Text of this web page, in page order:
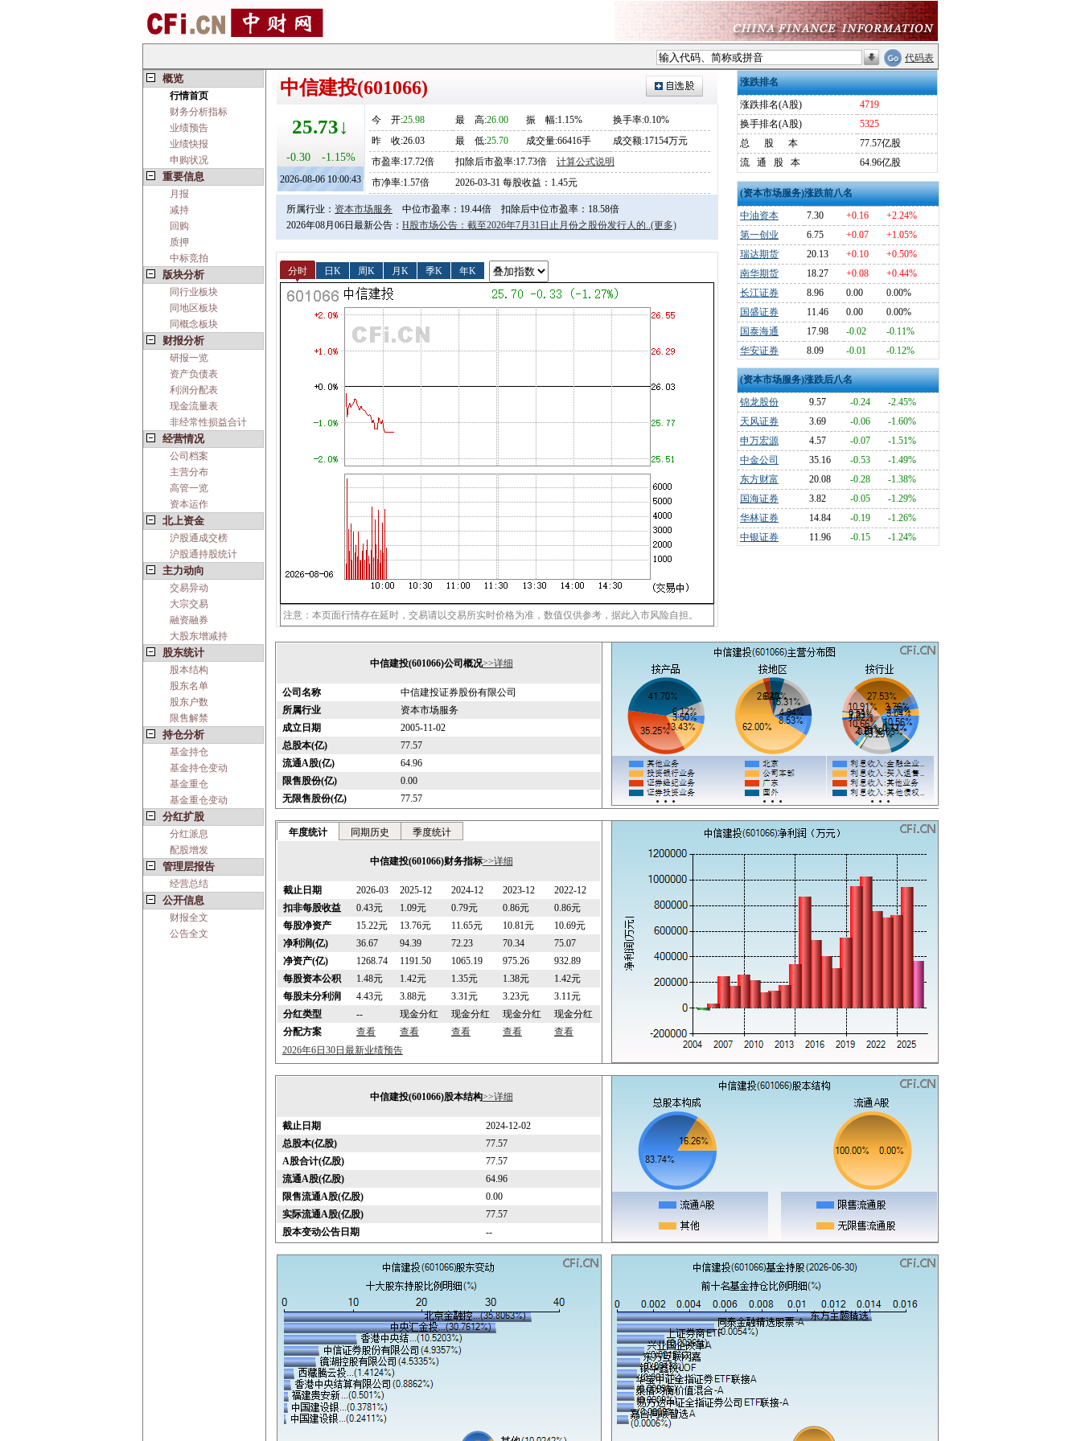
代码表
概览
行情首页
财务分析指标
业绩预告
业绩快报
申购状况
重要信息
月报
减持
回购
质押
中标竞拍
版块分析
同行业板块
同地区板块
同概念板块
财报分析
研报一览
资产负债表
利润分配表
现金流量表
非经常性损益合计
经营情况
公司档案
主营分布
高管一览
资本运作
北上资金
沪股通成交榜
沪股通持股统计
主力动向
交易异动
大宗交易
融资融券
大股东增减持
股东统计
股本结构
股东名单
股东户数
限售解禁
持仓分析
基金持仓
基金持仓变动
基金重仓
基金重仓变动
分红扩股
分红派息
配股增发
管理层报告
经营总结
公开信息
财报全文
公告全文
中信建投(601066)
25.73↓
-0.30 -1.15%
2026-08-06 10:00:43
今 开:25.98 最 高:26.00 振 幅:1.15%
换手率:0.10%
昨
收:26.03 最 低:25.70 成交量:66416手
成交额:17154万元
市盈率:17.72倍
扣除后市盈率:17.73倍
计算公式说明
市净率:1.57倍
2026-03-31 每股收益：1.45元
所属行业： 资本市场服务 中位市盈率：19.44倍
扣除后中位市盈率：18.58倍
2026年08月06日最新公告： H股市场公告：截至2026年7月31日止月份之股份发行人的..(更多)
分时 日K 周K 月K 季K 年K
注意：本页面行情存在延时，交易请以交易所实时价格为准，数值仅供参考，据此入市风险自担。
涨跌排名
涨跌排名(A股)
4719
换手排名(A股)
5325
总
股 本
77.57亿股
流
通 股 本 64.96亿股
(资本市场服务)涨跌前八名
中油资本
7.30 +0.16
+2.24%
第一创业
6.75 +0.07
+1.05%
瑞达期货
20.13 +0.10
+0.50%
南华期货
18.27 +0.08
+0.44%
长江证券
8.96 0.00
0.00%
国盛证券
11.46 0.00
0.00%
国泰海通
17.98 -0.02
-0.11%
华安证券
8.09 -0.01 -0.12%
(资本市场服务)涨跌后八名
锦龙股份
9.57 -0.24
-2.45%
天风证券
3.69 -0.06
-1.60%
申万宏源
4.57 -0.07
-1.51%
中金公司
35.16 -0.53
-1.49%
东方财富
20.08 -0.28
-1.38%
国海证券
3.82 -0.05
-1.29%
华林证券
14.84 -0.19
-1.26%
中银证券
11.96 -0.15 -1.24%
中信建投(601066)公司概况>>详细
公司名称
中信建投证券股份有限公司
所属行业
资本市场服务
成立日期
2005-11-02
总股本(亿)
77.57
流通A股(亿)
64.96
限售股份(亿)
0.00
无限售股份(亿)
77.57
年度统计 同期历史 季度统计
中信建投(601066)财务指标>>详细
截止日期 2026-03 2025-12 2024-12 2023-12
2022-12
扣非每股收益
0.43元 1.09元 0.79元 0.86元
0.86元
每股净资产
15.22元 13.76元 11.65元 10.81元
10.69元
净利润(亿)
36.67 94.39 72.23 70.34
75.07
净资产(亿)
1268.74 1191.50 1065.19 975.26
932.89
每股资本公积
1.48元 1.42元 1.35元 1.38元
1.42元
每股未分利润
4.43元 3.88元 3.31元 3.23元
3.11元
分红类型
-- 现金分红 现金分红 现金分红
现金分红
分配方案
查看 查看 查看 查看
查看
2026年6日30日最新业绩预告
中信建投(601066)股本结构>>详细
截止日期
2024-12-02
总股本(亿股)
77.57
A股合计(亿股)
77.57
流通A股(亿股)
64.96
限售流通A股(亿股)
0.00
实际流通A股(亿股)
77.57
股本变动公告日期
--